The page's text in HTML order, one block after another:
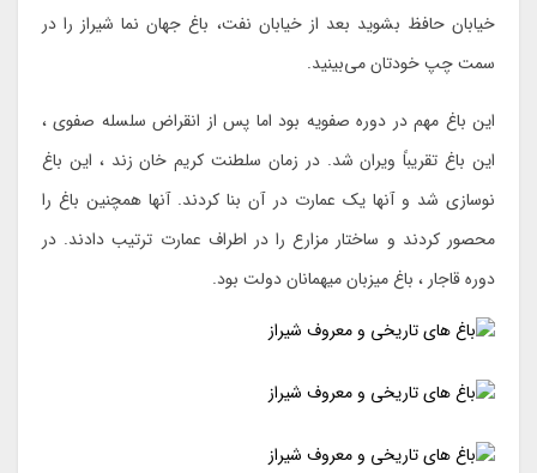
خیابان حافظ بشوید بعد از خیابان نفت، باغ جهان نما شیراز را در
سمت چپ خودتان می‌بینید.
این باغ مهم در دوره صفویه بود اما پس از انقراض سلسله صفوی ،
این باغ تقریباً ویران شد. در زمان سلطنت کریم خان زند ، این باغ
نوسازی شد و آنها یک عمارت در آن بنا کردند. آنها همچنین باغ را
محصور كردند و ساختار مزارع را در اطراف عمارت ترتیب دادند. در
دوره قاجار ، باغ میزبان میهمانان دولت بود.